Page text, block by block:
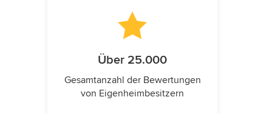
Über 25.000
Gesamtanzahl der Bewertungen
von Eigenheimbesitzern